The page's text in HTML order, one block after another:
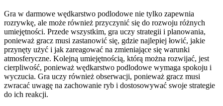
Gra w darmowe wędkarstwo podlodowe nie tylko zapewnia
rozrywkę, ale może również przyczynić się do rozwoju różnych
umiejętności. Przede wszystkim, gra uczy strategii i planowania,
ponieważ gracz musi zastanowić się, gdzie najlepiej łowić, jakie
przynęty użyć i jak zareagować na zmieniające się warunki
atmosferyczne. Kolejną umiejętnością, którą można rozwijać, jest
cierpliwość, ponieważ wędkarstwo podlodowe wymaga spokoju i
wyczucia. Gra uczy również obserwacji, ponieważ gracz musi
zwracać uwagę na zachowanie ryb i dostosowywać swoje strategie
do ich reakcji.